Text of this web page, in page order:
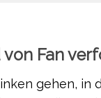
von Fan
gehen, in